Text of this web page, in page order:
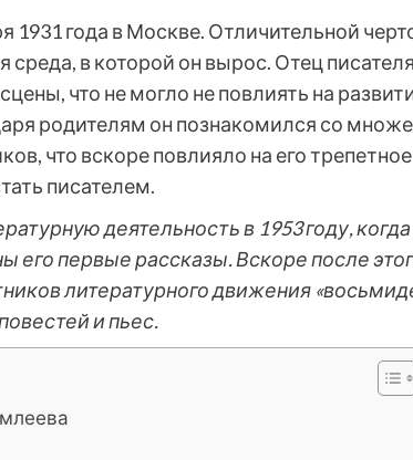
года в Москве. Отличительной
среда, в которой он вырос. Отец
что не могло не повлиять на
родителям он познакомился со
что вскоре повлияло на его
писателем.
деятельность в 1953 году,
его первые рассказы. Вскоре после
литературного движения
и пьес.